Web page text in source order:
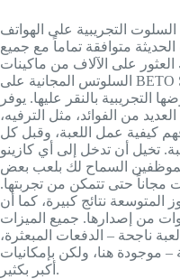
التجريبية على الهواتف
متوافقة تماماً مع جميع
العثور على الآلاف من ماكينات
السلوتس المجانية على BETO Slots أو المواقع الرسمية
التجريبية بالنقر عليها. يوفر
من الفوائد، مثل الترفيه،
كيفية عمل اللعبة، وقبل كل
تخيل أن تدخل إلى أي كازينو
السماح لك بلعب بعض
مجاناً حتى تتمكن من تجربتها.
المتوسعة نتائج كبيرة، كما أن
من إصدارها. جميع الميزات
ناجحة – الدفعات المبعثرة،
– موجودة هنا، ولكن بإمكانيات
أكبر بكثير.